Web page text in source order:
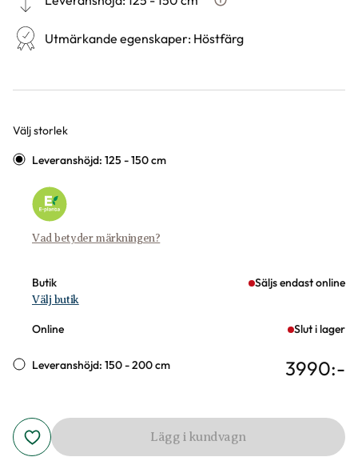
Hur vi mäter leveranshöjd
Utmärkande egenskaper: Höstfärg
Välj storlek
Varianter
Leveranshöjd: 125 - 150 cm
Vad betyder märkningen?
Butik Säljs endast online
Välj butik
Online Slut i lager
Leveranshöjd: 150 - 200 cm 3990:-
Lägg i kundvagn